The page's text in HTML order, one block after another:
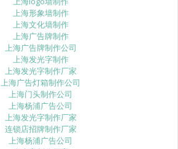
上海形象墙制作
上海文化墙制作
上海广告牌制作
上海广告牌制作公司
上海发光字制作
上海发光字制作厂家
上海广告灯箱制作公司
上海门头制作公司
上海杨浦广告公司
上海发光字制作厂家
连锁店招牌制作厂家
上海杨浦广告公司